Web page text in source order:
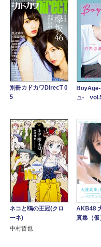
別冊カドカワDirecT 0
5
BoyAge-
ュ-
ネコと鴎の王冠(クロ
ーネ)
中村哲也
AKB48
真集（仮